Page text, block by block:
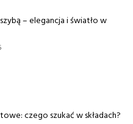
– elegancja i światło w
czego szukać w składach?